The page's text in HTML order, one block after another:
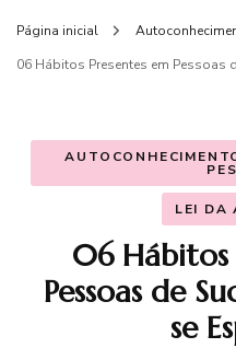
Página inicial
06 Hábitos Presentes em Pessoas
LEI DA
06 Hábitos
Pessoas de
se